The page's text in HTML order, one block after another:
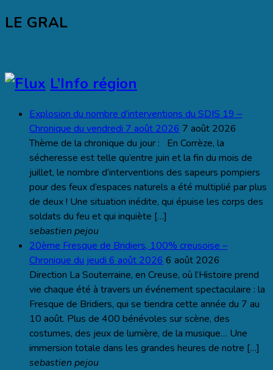
LE GRAL
L’Info région
Explosion du nombre d’interventions du SDIS 19 –
Chronique du vendredi 7 août 2026 7 août 2026
Thème de la chronique du jour : En Corrèze, la
sécheresse est telle qu’entre juin et la fin du mois de
juillet, le nombre d’interventions des sapeurs pompiers
pour des feux d’espaces naturels a été multiplié par plus
de deux ! Une situation inédite, qui épuise les corps des
soldats du feu et qui inquiète […]
sebastien pejou
20ème Fresque de Bridiers, 100% creusoise –
Chronique du jeudi 6 août 2026 6 août 2026
Direction La Souterraine, en Creuse, où l’Histoire prend
vie chaque été à travers un événement spectaculaire : la
Fresque de Bridiers, qui se tiendra cette année du 7 au
10 août. Plus de 400 bénévoles sur scène, des
costumes, des jeux de lumière, de la musique… Une
immersion totale dans les grandes heures de notre […]
sebastien pejou